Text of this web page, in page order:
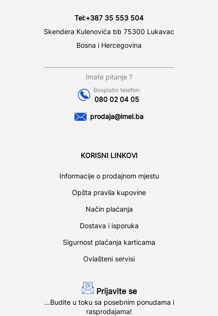
Tel:+387 35 553 504
Skendera Kulenovića bb 75300 Lukavac
Bosna i Hercegovina
Imate pitanje ?
Besplatni telefon:
080 02 04 05
prodaja@imel.ba
KORISNI LINKOVI
Informacije o prodajnom mjestu
Opšta pravila kupovine
Način plaćanja
Dostava i isporuka
Sigurnost plaćanja karticama
Ovlašteni servisi
Prijavite se
...Budite u toku sa posebnim ponudama i
rasprodajama!